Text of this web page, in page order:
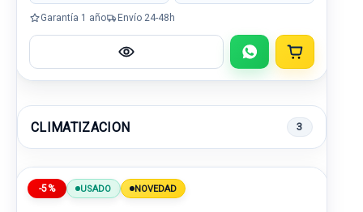
Garantía 1 año Envío 24-48h
CLIMATIZACION 3
-5% USADO NOVEDAD